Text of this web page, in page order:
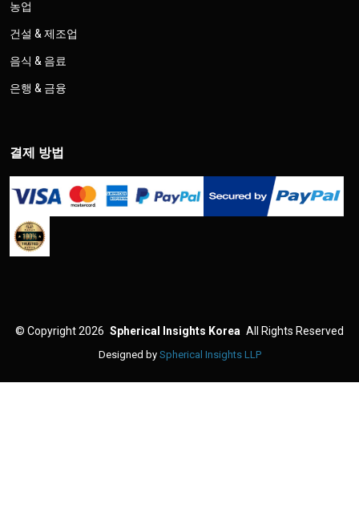
농업
건설 & 제조업
음식 & 음료
은행 & 금융
결제 방법
© Copyright 2026 Spherical Insights Korea All Rights Reserved
Designed by Spherical Insights LLP